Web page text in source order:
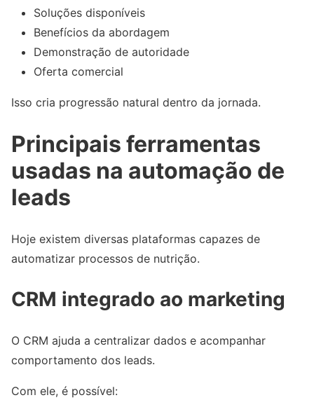
Soluções disponíveis
Benefícios da abordagem
Demonstração de autoridade
Oferta comercial
Isso cria progressão natural dentro da jornada.
Principais ferramentas
usadas na automação de
leads
Hoje existem diversas plataformas capazes de
automatizar processos de nutrição.
CRM integrado ao marketing
O CRM ajuda a centralizar dados e acompanhar
comportamento dos leads.
Com ele, é possível: